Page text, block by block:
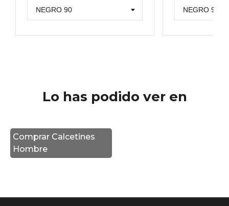
Lo has podido ver en
Comprar Calcetines
Hombre